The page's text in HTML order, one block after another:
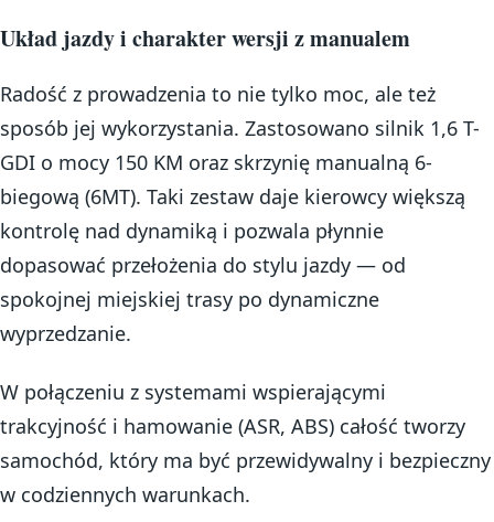
Układ jazdy i charakter wersji z manualem
Radość z prowadzenia to nie tylko moc, ale też
sposób jej wykorzystania. Zastosowano silnik 1,6 T-
GDI o mocy 150 KM oraz skrzynię manualną 6-
biegową (6MT). Taki zestaw daje kierowcy większą
kontrolę nad dynamiką i pozwala płynnie
dopasować przełożenia do stylu jazdy — od
spokojnej miejskiej trasy po dynamiczne
wyprzedzanie.
W połączeniu z systemami wspierającymi
trakcyjność i hamowanie (ASR, ABS) całość tworzy
samochód, który ma być przewidywalny i bezpieczny
w codziennych warunkach.